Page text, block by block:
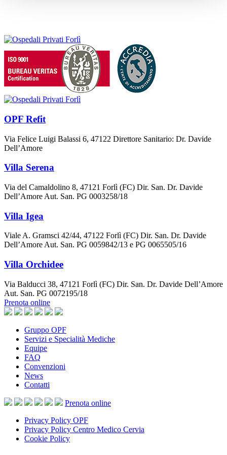
OPF Refit
Via Felice Luigi Balassi 6, 47122 Direttore Sanitario: Dr. Davide
Dell’Amore
Villa Serena
Via del Camaldolino 8, 47121 Forlì (FC) Dir. San. Dr. Davide
Dell’Amore Aut. San. PG 0003258/18
Villa Igea
Viale A. Gramsci 42/44, 47122 Forlì (FC) Dir. San. Dr. Davide
Dell’Amore Aut. San. PG 0059842/13 e PG 0065505/16
Villa Orchidee
Via Balducci 38, 47121 Forlì (FC) Dir. San. Dr. Davide Dell’Amore
Aut. San. PG 0072195/18
Prenota online
Gruppo OPF
Servizi e Specialità Mediche
Equipe
FAQ
Convenzioni
News
Contatti
Prenota online
Privacy Policy OPF
Privacy Policy Centro Medico Cervia
Cookie Policy